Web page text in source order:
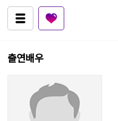
출연배우